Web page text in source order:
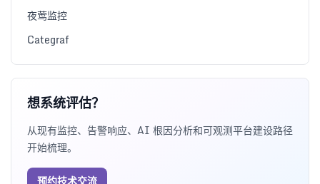
夜莺监控
Categraf
想系统评估？
从现有监控、告警响应、AI 根因分析和可观测平台建设路径
开始梳理。